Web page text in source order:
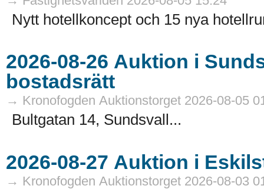
Nytt hotellkoncept och 15 nya
2026-08-26 Auktion i Sundsvall - Fastigheter och
bostadsrätt
→ Kronofogden Auktionstorget 2026-08-05
Bultgatan 14, Sundsvall...
→ Kronofogden Auktionstorget 2026-08-03